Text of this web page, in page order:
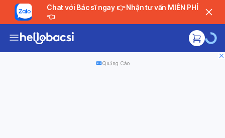
Chat với Bác sĩ ngay 👉 Nhận tư vấn MIỄN PHÍ
👈
Quảng Cáo